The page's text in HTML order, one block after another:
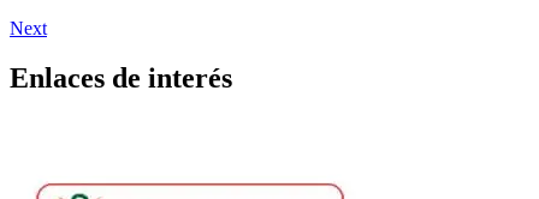
Next
Enlaces de interés